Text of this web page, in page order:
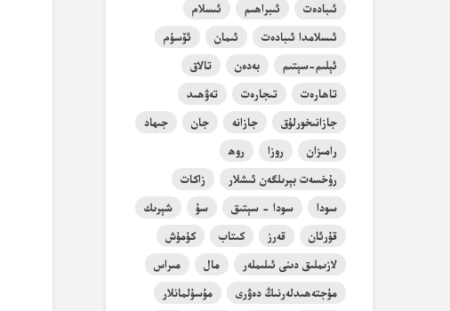
ئىبادەت
ئىبراھىم
ئىسلام
ئىسلامدا ئىبادەت
ئىمان
ئۆسۈم
ئېلىم-سېتىم
بەدەن
تالاق
تاھارەت
تىجارەت
تەۋھىد
جازانىخورلۇق
جازانە جان
جىھاد
رامىزان
روزا
روھ
رۇخسەت بېرىلگەن ئىشلار
زاكات
سودا
سودا - سېتىق سۇ
شېرىك
قۇرئان
قەرز كىتاب
كۈمۈش
لازىملىق دىنى ئىلىملەر
مال
مىراس
مۇجتەھىدلەرنىڭ دەۋرى
مۇسۇلمانلار